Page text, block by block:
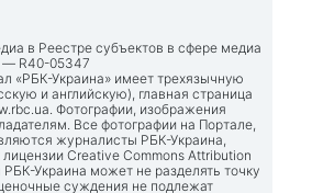
в Реестре субъектов в сфере медиа
— R40-05347
«РБК-Украина» имеет трехязычную
и английскую), главная страница
. Фотографии, изображения
Все фотографии на Портале,
журналисты РБК-Украина,
Creative Commons Attribution
Украина может не разделять точку
суждения не подлежат